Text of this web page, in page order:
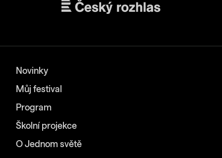
Novinky
Můj festival
Program
Školní projekce
O Jednom světě